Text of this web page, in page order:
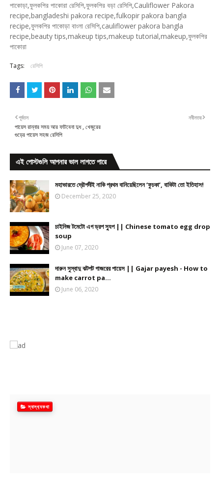
পাকোড়া,ফুলকপির পাকোরা রেসিপি,ফুলকপির বড়া রেসিপি,Cauliflower Pakora
recipe,bangladeshi pakora recipe,fulkopir pakora bangla
recipe,ফুলকপির পাকোড়া বাংলা রেসিপি,cauliflower pakora bangla
recipe,beauty tips,makeup tips,makeup tutorial,makeup,ফুলকপির
পাকোরা
Tags: রেসিপি
নবীনতর
পূর্বতন
পায়েস রান্নার সময় আর ফাটবেনা দুধ , খেজুরের
গুড়ের পায়েস সহজ রেসিপি
এই পোস্টগুলি আপনার ভাল লাগতে পারে
মহাভারতে দ্রৌপদীই নাকি প্রথম বানিয়েছিলেন ‘ফুচকা’, বাকিটা তো ইতিহাস!
December 25, 2020
চাইনিজ টমেটো এগ ড্রপ স্যুপ || Chinese tomato egg drop
soup
June 07, 2020
দারুন সুস্বাদু ঝটপট গাজরের পায়েস || Gajar payesh - How to
make carrot pa...
June 06, 2020
স্বাস্থ‍্যকথা